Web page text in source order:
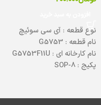
نوع قطعه : آی سی سوئیچ
نام قطعه : G5753
نام کارخانه ای : G5753F11U
پکیج : SOP-8